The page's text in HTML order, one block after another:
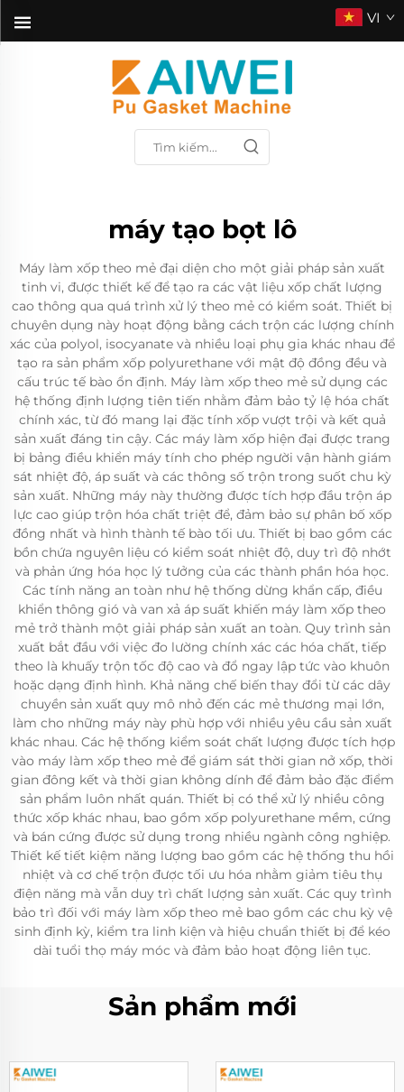
VI
máy tạo bọt lô
Máy làm xốp theo mẻ đại diện cho một giải pháp sản xuất
tinh vi, được thiết kế để tạo ra các vật liệu xốp chất lượng
cao thông qua quá trình xử lý theo mẻ có kiểm soát. Thiết bị
chuyên dụng này hoạt động bằng cách trộn các lượng chính
xác của polyol, isocyanate và nhiều loại phụ gia khác nhau để
tạo ra sản phẩm xốp polyurethane với mật độ đồng đều và
cấu trúc tế bào ổn định. Máy làm xốp theo mẻ sử dụng các
hệ thống định lượng tiên tiến nhằm đảm bảo tỷ lệ hóa chất
chính xác, từ đó mang lại đặc tính xốp vượt trội và kết quả
sản xuất đáng tin cậy. Các máy làm xốp hiện đại được trang
bị bảng điều khiển máy tính cho phép người vận hành giám
sát nhiệt độ, áp suất và các thông số trộn trong suốt chu kỳ
sản xuất. Những máy này thường được tích hợp đầu trộn áp
lực cao giúp trộn hóa chất triệt để, đảm bảo sự phân bố xốp
đồng nhất và hình thành tế bào tối ưu. Thiết bị bao gồm các
bồn chứa nguyên liệu có kiểm soát nhiệt độ, duy trì độ nhớt
và phản ứng hóa học lý tưởng của các thành phần hóa học.
Các tính năng an toàn như hệ thống dừng khẩn cấp, điều
khiển thông gió và van xả áp suất khiến máy làm xốp theo
mẻ trở thành một giải pháp sản xuất an toàn. Quy trình sản
xuất bắt đầu với việc đo lường chính xác các hóa chất, tiếp
theo là khuấy trộn tốc độ cao và đổ ngay lập tức vào khuôn
hoặc dạng định hình. Khả năng chế biến thay đổi từ các dây
chuyền sản xuất quy mô nhỏ đến các mẻ thương mại lớn,
làm cho những máy này phù hợp với nhiều yêu cầu sản xuất
khác nhau. Các hệ thống kiểm soát chất lượng được tích hợp
vào máy làm xốp theo mẻ để giám sát thời gian nở xốp, thời
gian đông kết và thời gian không dính để đảm bảo đặc điểm
sản phẩm luôn nhất quán. Thiết bị có thể xử lý nhiều công
thức xốp khác nhau, bao gồm xốp polyurethane mềm, cứng
và bán cứng được sử dụng trong nhiều ngành công nghiệp.
Thiết kế tiết kiệm năng lượng bao gồm các hệ thống thu hồi
nhiệt và cơ chế trộn được tối ưu hóa nhằm giảm tiêu thụ
điện năng mà vẫn duy trì chất lượng sản xuất. Các quy trình
bảo trì đối với máy làm xốp theo mẻ bao gồm các chu kỳ vệ
sinh định kỳ, kiểm tra linh kiện và hiệu chuẩn thiết bị để kéo
dài tuổi thọ máy móc và đảm bảo hoạt động liên tục.
Sản phẩm mới